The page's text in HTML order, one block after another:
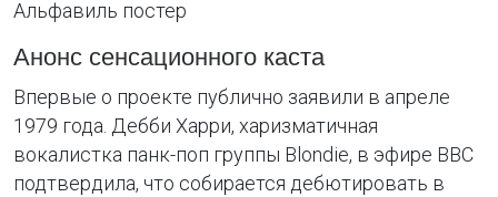
Альфавиль постер
Анонс сенсационного каста
Впервые о проекте публично заявили в апреле
1979 года. Дебби Харри, харизматичная
вокалистка панк-поп группы Blondie, в эфире BBC
подтвердила, что собирается дебютировать в